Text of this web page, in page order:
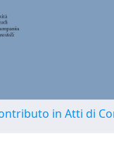
in Atti di